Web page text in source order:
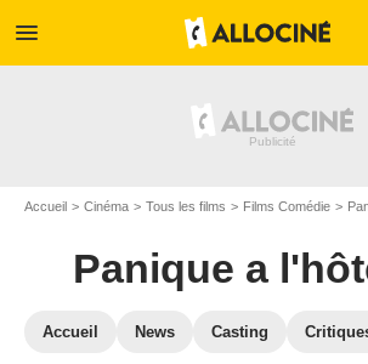
menu
Accueil Cinéma Tous les films Films Comédie
Panique a
Accueil News Casting